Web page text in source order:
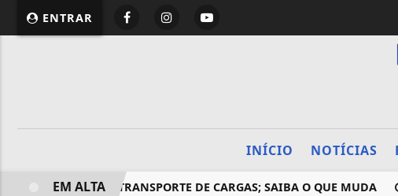
ENTRAR
INÍCIO NOTÍCIAS
MÍNIMO NO TRANSPORTE DE CARGAS; SAIBA O QUE MUDA
EM ALTA